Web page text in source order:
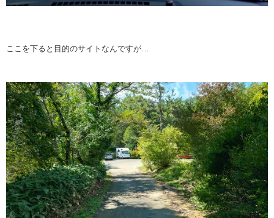
ここを下ると目的のサイトなんですが…